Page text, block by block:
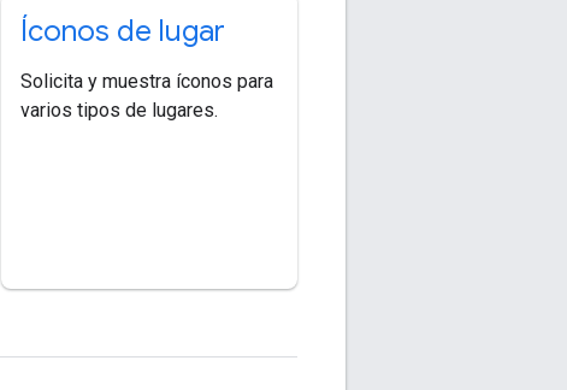
Íconos de lugar
Solicita y muestra íconos para
varios tipos de lugares.